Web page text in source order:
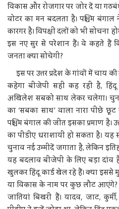
विकास और रोजगार पर जोर दें या
वोटर का मन बदलता है। पश्चिम बंगाल
कारगर है। विपक्षी दलों को भी सोचना
इस नए सुर से परेशान हैं। वे कहते हैं
जनता क्या सोचेगी?
इस पर उत्तर प्रदेश के गांवों में चाय
कहेगा बीजेपी सही कह रही है,
अखिलेश सबको साथ लेकर चलेगा।
का ‘सबका साथ’ वाला नारा पीछे
पश्चिम बंगाल की जीत इसका प्रमाण है।
का पीडीए धराशायी हो सकता है। यह
चुनाव नई उम्मीदें जगाता है, लेकिन
यह बदलाव बीजेपी के लिए बड़ा
खुलकर हिंदू कार्ड खेल रहे हैं। क्या इससे
या विकास के नाम पर कुछ लौट आएंगे?
जातियां बिखरी हैं। यादव, जाट,